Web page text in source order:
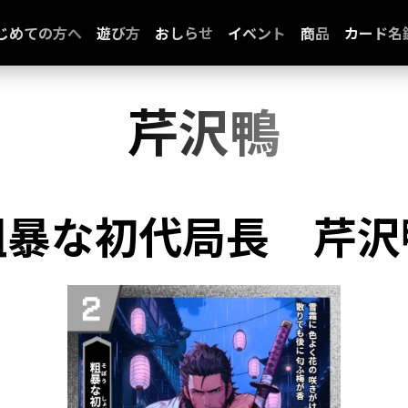
めての方へ 遊び方 おしらせ イベント 商品 カード名
芹沢鴨
な初代局長 芹